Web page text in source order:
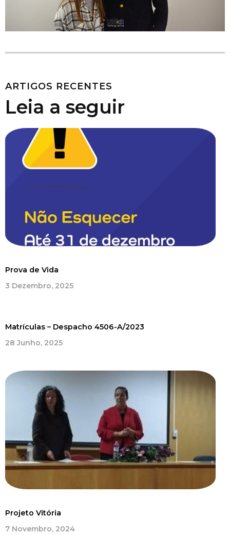
ARTIGOS RECENTES
Leia a seguir
Prova de Vida
3 Dezembro, 2025
Matrículas – Despacho 4506-A/2023
28 Junho, 2025
Projeto Vitória
7 Novembro, 2024